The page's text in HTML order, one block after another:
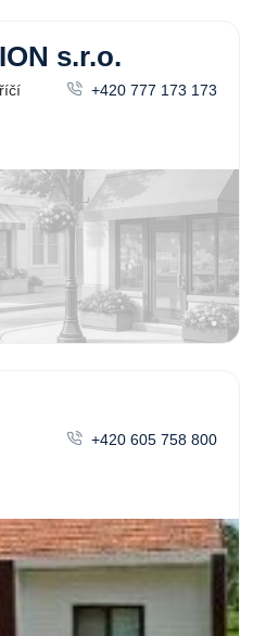
s.r.o.
+420 777 173 173
+420 605 758 800